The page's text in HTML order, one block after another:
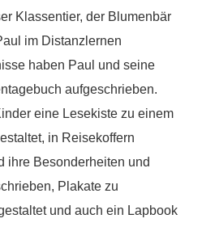
Klassentier, der Blumenbär
im Distanzlernen
haben Paul und seine
aufgeschrieben.
eine Lesekiste zu einem
in Reisekoffern
ihre Besonderheiten und
Plakate zu
und auch ein Lapbook